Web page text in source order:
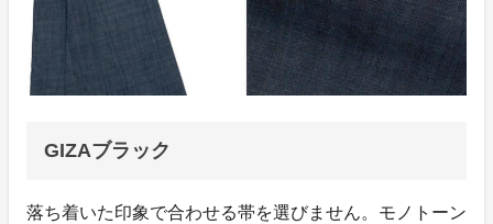
GIZAブラック
落ち着いた印象で合わせる帯を選びません。モノトーン